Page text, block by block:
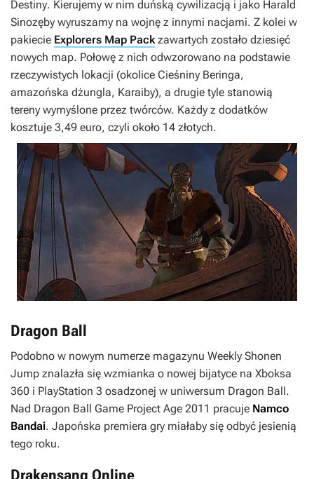
Destiny. Kierujemy w nim duńską cywilizacją i jako Harald
Sinozęby wyruszamy na wojnę z innymi nacjami. Z kolei w
pakiecie Explorers Map Packzawartych zostało dziesięć
nowych map. Połowę z nich odwzorowano na podstawie
rzeczywistych lokacji (okolice Cieśniny Beringa,
amazońska dżungla, Karaiby), a drugie tyle stanowią
tereny wymyślone przez twórców. Każdy z dodatków
kosztuje 3,49 euro, czyli około 14 złotych.
Dragon Ball
Podobno w nowym numerze magazynu Weekly Shonen
Jump znalazła się wzmianka o nowej bijatyce na Xboksa
360 i PlayStation 3 osadzonej w uniwersum Dragon Ball.
Nad Dragon Ball Game Project Age 2011 pracuje Namco
Bandai. Japońska premiera gry miałaby się odbyć jesienią
tego roku.
Drakensang Online